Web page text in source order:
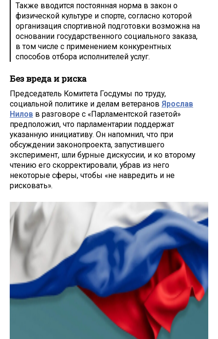
Также вводится постоянная норма в закон о
физической культуре и спорте, согласно которой
организация спортивной подготовки возможна на
основании государственного социального заказа,
в том числе с применением конкурентных
способов отбора исполнителей услуг.
Без вреда и риска
Председатель Комитета Госдумы по труду,
социальной политике и делам ветеранов Ярослав
Нилов в разговоре с «Парламентской газетой»
предположил, что парламентарии поддержат
указанную инициативу. Он напомнил, что при
обсуждении законопроекта, запустившего
эксперимент, шли бурные дискуссии, и ко второму
чтению его скорректировали, убрав из него
некоторые сферы, чтобы «не навредить и не
рисковать».